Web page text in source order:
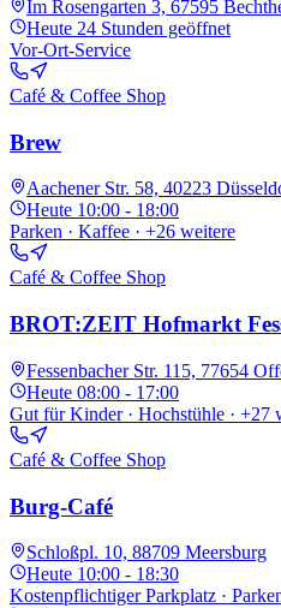
Im Rosengarten 3, 67595
Heute 24 Stunden geöffnet
Vor-Ort-Service
Café & Coffee Shop
Brew
Aachener Str. 58, 40223
Heute 10:00 - 18:00
Parken · Kaffee · +26 weitere
Café & Coffee Shop
BROT:ZEIT Hofmarkt
Fessenbacher Str. 115, 77654
Heute 08:00 - 17:00
Gut für Kinder · Hochstühle · +27
Café & Coffee Shop
Burg-Café
Schloßpl. 10, 88709 Meersburg
Heute 10:00 - 18:30
Kostenpflichtiger Parkplatz ·